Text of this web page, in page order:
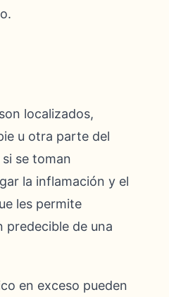
localizados,
u otra parte del
se toman
la inflamación y el
les permite
predecible de una
en exceso pueden